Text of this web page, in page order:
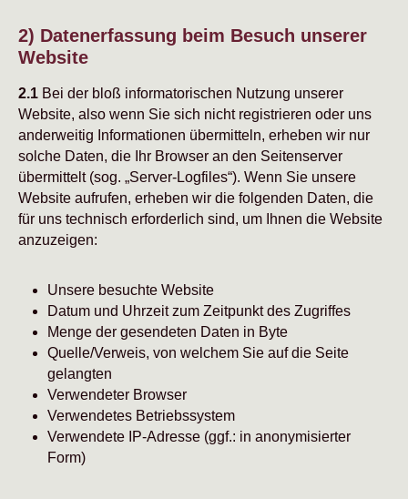
2) Datenerfassung beim Besuch unserer
Website
2.1 Bei der bloß informatorischen Nutzung unserer
Website, also wenn Sie sich nicht registrieren oder uns
anderweitig Informationen übermitteln, erheben wir nur
solche Daten, die Ihr Browser an den Seitenserver
übermittelt (sog. „Server-Logfiles“). Wenn Sie unsere
Website aufrufen, erheben wir die folgenden Daten, die
für uns technisch erforderlich sind, um Ihnen die Website
anzuzeigen:
Unsere besuchte Website
Datum und Uhrzeit zum Zeitpunkt des Zugriffes
Menge der gesendeten Daten in Byte
Quelle/Verweis, von welchem Sie auf die Seite
gelangten
Verwendeter Browser
Verwendetes Betriebssystem
Verwendete IP-Adresse (ggf.: in anonymisierter
Form)